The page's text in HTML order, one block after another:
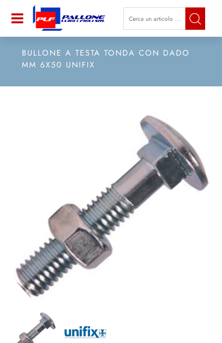
Open La modifica di un filtro
BULLONE A TESTA TONDA CON DADO
MM 6X50 UNIFIX